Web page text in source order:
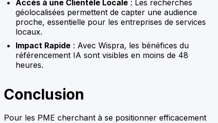
Accès à une Clientèle Locale : Les recherches
géolocalisées permettent de capter une audience
proche, essentielle pour les entreprises de services
locaux.
Impact Rapide : Avec Wispra, les bénéfices du
référencement IA sont visibles en moins de 48
heures.
Conclusion
Pour les PME cherchant à se positionner efficacement